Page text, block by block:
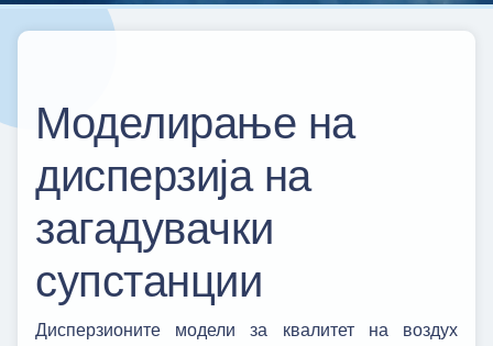
Моделирање на
дисперзија на
загадувачки
супстанции
Дисперзионите модели за квалитет на воздух